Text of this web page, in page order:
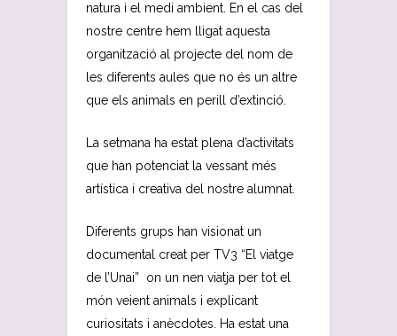
natura i el medi ambient. En el cas del
nostre centre hem lligat aquesta
organització al projecte del nom de
les diferents aules que no és un altre
que els animals en perill d’extinció.
La setmana ha estat plena d’activitats
que han potenciat la vessant més
artística i creativa del nostre alumnat.
Diferents grups han visionat un
documental creat per TV3 “El viatge
de l’Unai” on un nen viatja per tot el
món veient animals i explicant
curiositats i anècdotes. Ha estat una